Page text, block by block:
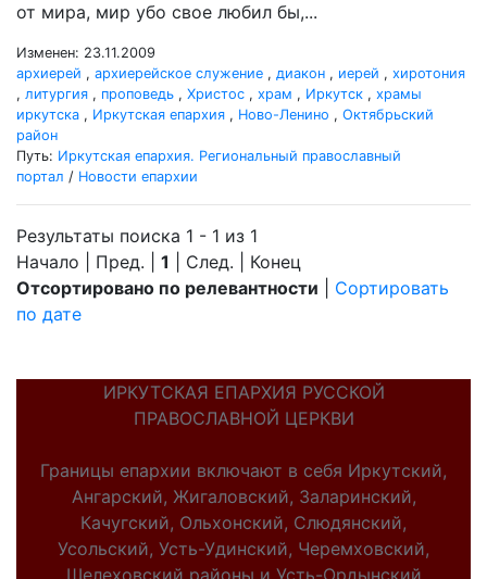
от мира, мир убо свое любил бы,...
Изменен: 23.11.2009
архиерей , архиерейское служение , диакон , иерей , хиротония
, литургия , проповедь , Христос , храм , Иркутск , храмы
иркутска , Иркутская епархия , Ново-Ленино , Октябрьский
район
Путь: Иркутская епархия. Региональный православный
портал / Новости епархии
Результаты поиска 1 - 1 из 1
Начало | Пред. | 1 | След. | Конец
Отсортировано по релевантности
Сортировать
по дате
ИРКУТСКАЯ ЕПАРХИЯ РУССКОЙ
ПРАВОСЛАВНОЙ ЦЕРКВИ
Границы епархии включают в себя Иркутский,
Ангарский, Жигаловский, Заларинский,
Качугский, Ольхонский, Слюдянский,
Усольский, Усть-Удинский, Черемховский,
Шелеховский районы и Усть-Ордынский